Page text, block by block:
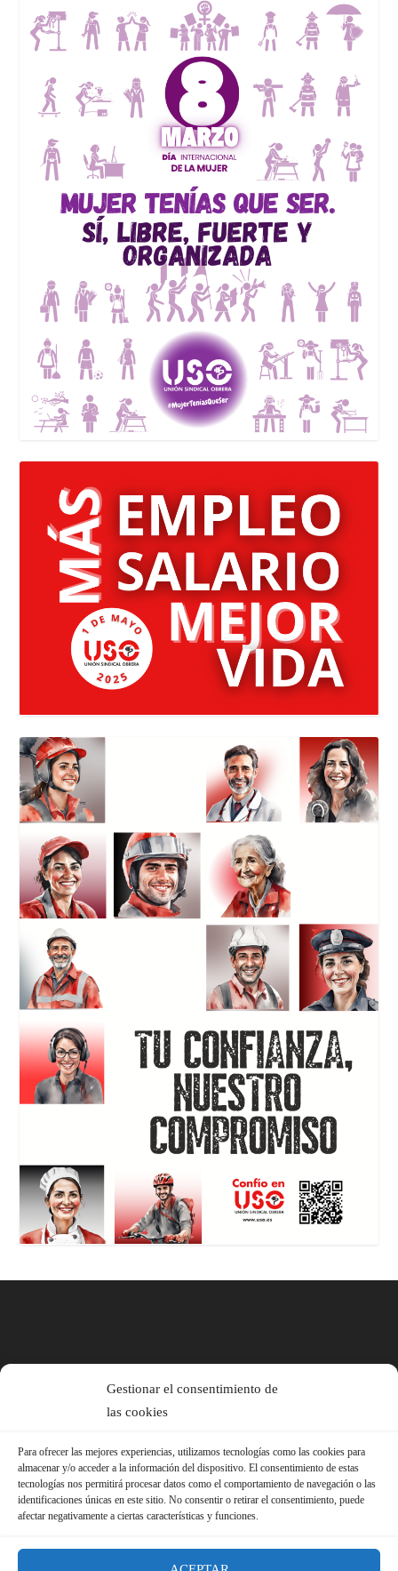
Gestionar el consentimiento de
las cookies
Para ofrecer las mejores experiencias, utilizamos tecnologías como las cookies para
almacenar y/o acceder a la información del dispositivo. El consentimiento de estas
tecnologías nos permitirá procesar datos como el comportamiento de navegación o las
identificaciones únicas en este sitio. No consentir o retirar el consentimiento, puede
afectar negativamente a ciertas características y funciones.